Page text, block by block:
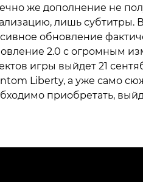
же дополнение не
лишь субтитры.
обновление
2.0 с огромным
игры выйдет 21
Liberty, а уже само
приобретать,